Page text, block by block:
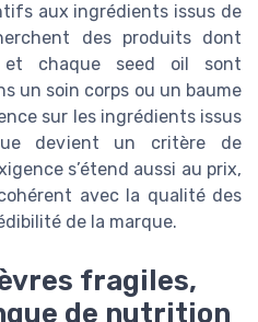
aux ingrédients issus de
des produits dont
et chaque seed oil sont
un soin corps ou un baume
sur les ingrédients issus
devient un critère de
s’étend aussi au prix,
avec la qualité des
de la marque.
fragiles,
de nutrition